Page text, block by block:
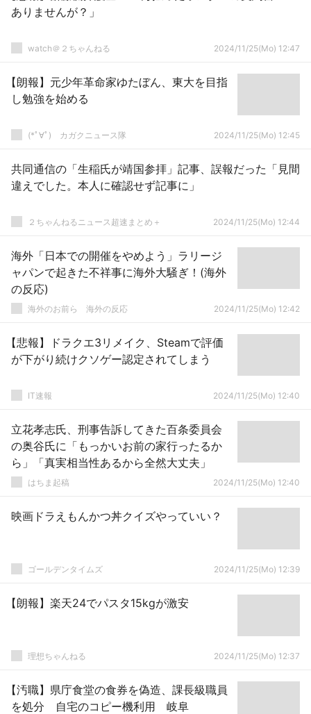
ありませんが？」
watch＠２ちゃんねる 2024/11/25(Mo) 12:47
【朗報】元少年革命家ゆたぼん、東大を目指
し勉強を始める
(*ﾟ∀ﾟ)ゞカガクニュース隊 2024/11/25(Mo) 12:45
共同通信の「生稲氏が靖国参拝」記事、誤報だった「見間
違えでした。本人に確認せず記事に」
２ちゃんねるニュース超速まとめ＋ 2024/11/25(Mo) 12:44
海外「日本での開催をやめよう」ラリージ
ャパンで起きた不祥事に海外大騒ぎ！(海外
の反応)
海外のお前ら 海外の反応 2024/11/25(Mo) 12:42
【悲報】ドラクエ3リメイク、Steamで評価
が下がり続けクソゲー認定されてしまう
IT速報 2024/11/25(Mo) 12:40
立花孝志氏、刑事告訴してきた百条委員会
の奥谷氏に「もっかいお前の家行ったるか
ら」「真実相当性あるから全然大丈夫」
はちま起稿 2024/11/25(Mo) 12:40
映画ドラえもんかつ丼クイズやっていい？
ゴールデンタイムズ 2024/11/25(Mo) 12:39
【朗報】楽天24でパスタ15kgが激安
理想ちゃんねる 2024/11/25(Mo) 12:37
【汚職】県庁食堂の食券を偽造、課長級職員
を処分 自宅のコピー機利用 岐阜